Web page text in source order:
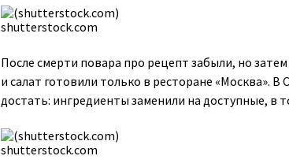
shutterstock.com
После смерти повара про рецепт забыли, но
и салат готовили только в ресторане «Москва».
достать: ингредиенты заменили на доступные, в
shutterstock.com